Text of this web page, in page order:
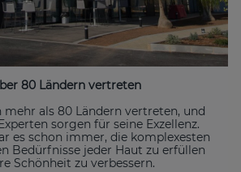
80 Ländern vertreten
mehr als 80 Ländern vertreten, und
sorgen für seine Exzellenz.
es schon immer, die komplexesten
Bedürfnisse jeder Haut zu erfüllen
Schönheit zu verbessern.